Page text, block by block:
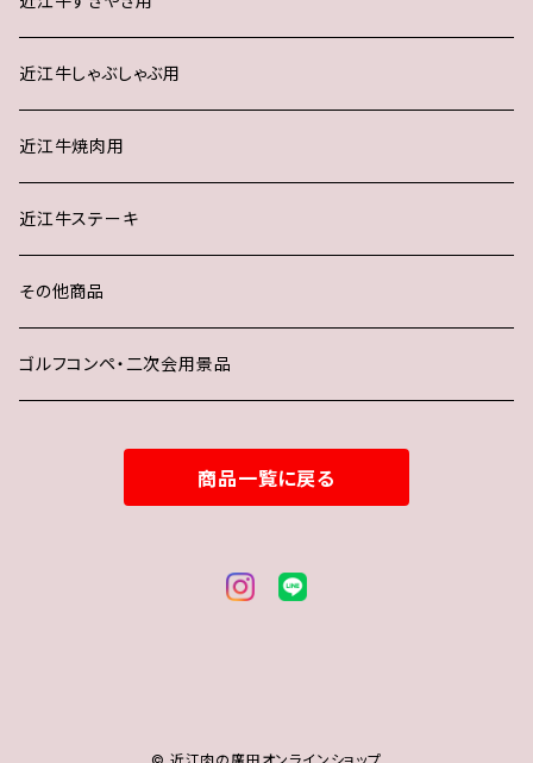
近江牛しゃぶしゃぶ用
近江牛焼肉用
近江牛ステーキ
その他商品
ゴルフコンペ・二次会用景品
商品一覧に戻る